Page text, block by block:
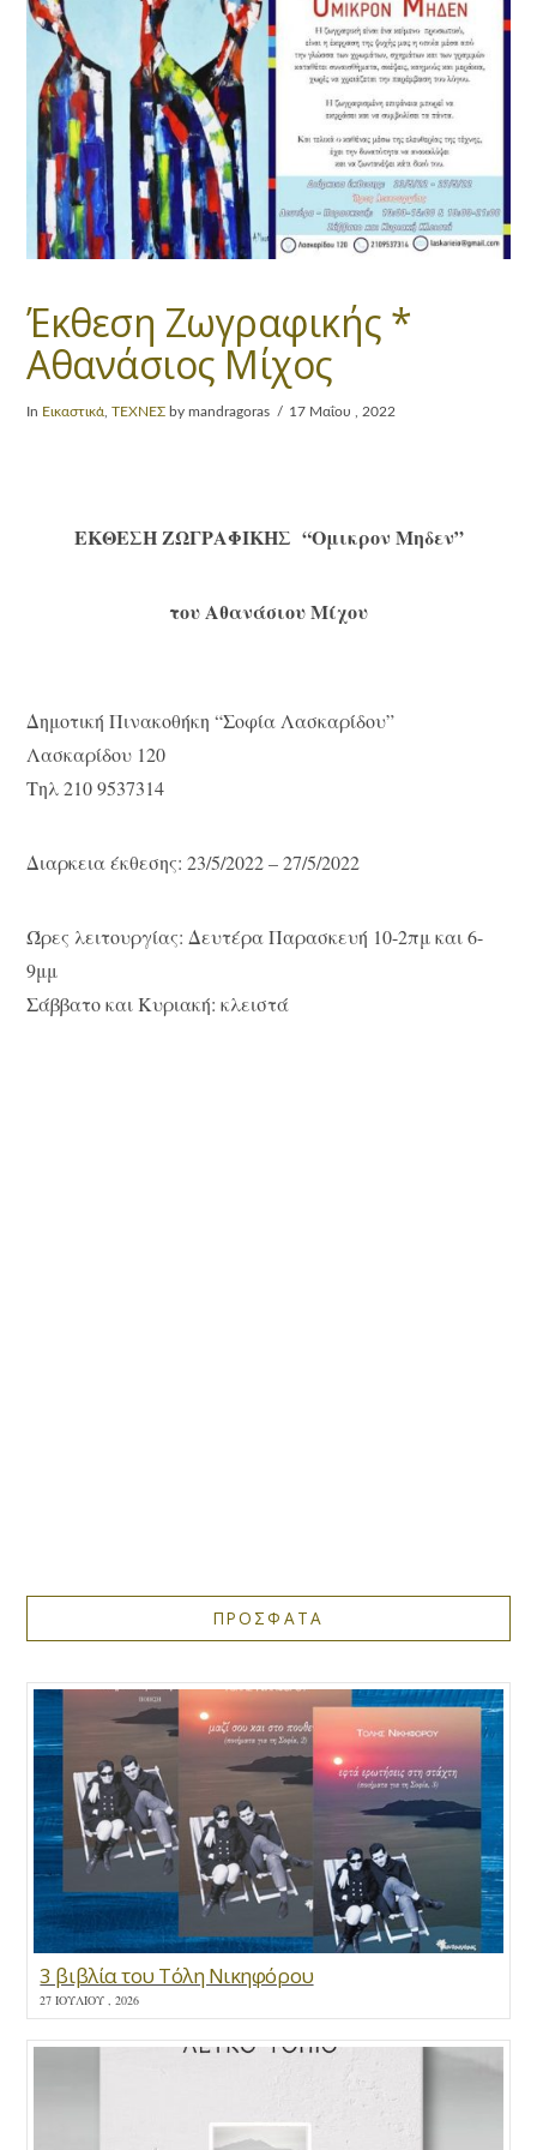
Έκθεση Ζωγραφικής *
Αθανάσιος Μίχος
In Εικαστικά ,ΤΕΧΝΕΣ by mandragoras 17 Μαΐου , 2022
ΕΚΘΕΣΗ ΖΩΓΡΑΦΙΚΗΣ “Ομικρον Μηδεν”
του Αθανάσιου Μίχου
Δημοτική Πινακοθήκη “Σοφία Λασκαρίδου”
Λασκαρίδου 120
Τηλ 210 9537314
Διαρκεια έκθεσης: 23/5/2022 – 27/5/2022
Ώρες λειτουργίας: Δευτέρα Παρασκευή 10-2πμ και 6-
9μμ
Σάββατο και Κυριακή: κλειστά
ΠΡΟΣΦΑΤΑ
3 βιβλία του Τόλη Νικηφόρου
27 ΙΟΥΛΊΟΥ , 2026